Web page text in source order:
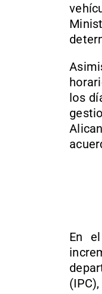
los
En